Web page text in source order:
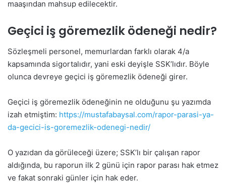
maaşından mahsup edilecektir.
Geçici iş göremezlik ödeneği nedir?
Sözleşmeli personel, memurlardan farklı olarak 4/a
kapsamında sigortalıdır, yani eski deyişle SSK’lıdır. Böyle
olunca devreye geçici iş göremezlik ödeneği girer.
Geçici iş göremezlik ödeneğinin ne olduğunu şu yazımda
izah etmiştim: https://mustafabaysal.com/rapor-parasi-ya-
da-gecici-is-goremezlik-odenegi-nedir/
O yazıdan da görüleceği üzere; SSK’lı bir çalışan rapor
aldığında, bu raporun ilk 2 günü için rapor parası hak etmez
ve fakat sonraki günler için hak eder.